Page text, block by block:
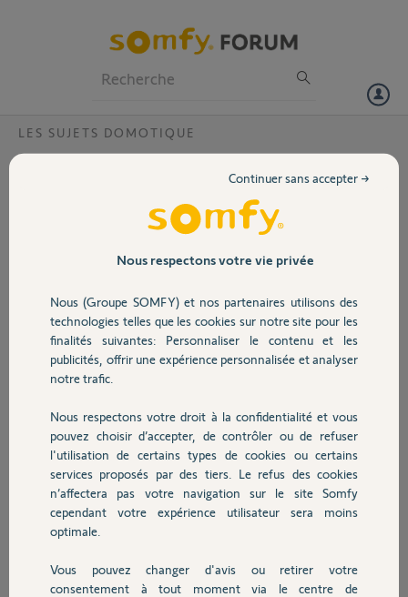
Volet
Sécurité
Domotique
Chauffage
Autres produits
Devis avec un pro
LES SUJETS DOMOTIQUE
TaHoma et Apple car play
Pourquoi ne pas rendre TaHoma visible dans Apple car play ?
il y a 3 mois
Participer au fil de discussion
Réponses
Bonjour Franck,
Je ne pourrais vous donner la raison mais cela n'est à ce jour pas prévu.
Bonne journée,
Nous respectons votre vie privée
Nous (Groupe SOMFY) et nos partenaires utilisons des
technologies telles que les cookies sur notre site pour les
finalités suivantes: Personnaliser le contenu et les
publicités, offrir une expérience personnalisée et analyser
notre trafic.
Nous respectons votre droit à la confidentialité et vous
pouvez choisir d’accepter, de contrôler ou de refuser
l'utilisation de certains types de cookies ou certains
services proposés par des tiers. Le refus des cookies
n’affectera pas votre navigation sur le site Somfy
cependant votre expérience utilisateur sera moins
optimale.
Vous pouvez changer d'avis ou retirer votre
consentement à tout moment via le centre de
Continuer sans accepter →